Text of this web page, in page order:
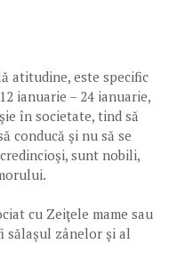
atitudine, este specific
ianuarie – 24 ianuarie,
în societate, tind să
conducă şi nu să se
sunt nobili,
cu Zeiţele mame sau
sălaşul zânelor şi al